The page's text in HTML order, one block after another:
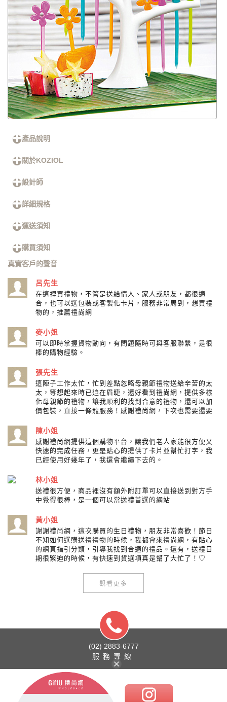
產品說明
關於KOZIOL
設計師
詳細規格
運送須知
購買須知
真實客戶的聲音
呂先生
在這裡買禮物，不管是送給情人、家人或朋友，都很適
合，也可以選包裝或客製化卡片，服務非常周到，想買禮
物的，推薦禮尚網
麥小姐
可以即時掌握貨物動向，有問題隨時可與客服聯繫，是很
棒的購物經驗。
張先生
這陣子工作太忙，忙到差點忽略母親節禮物送給辛苦的太
太，等想起來時已迫在眉睫，還好看到禮尚網，提供多樣
化母親節的禮物，讓我順利的找到合意的禮物，還可以加
價包裝，直接一條龍服務！感謝禮尚網，下次也需要還要
陳小姐
感謝禮尚網提供這個購物平台，讓我們老人家能很方便又
快速的完成任務，更是貼心的提供了卡片並幫忙打字，我
已經使用好幾年了，我還會繼續下去的。
林小姐
送禮很方便，商品裡沒有額外附訂單可以直接送到對方手
中覺得很棒，是一個可以當送禮首選的網站
黃小姐
謝謝禮尚網，這次購買的生日禮物，朋友非常喜歡！節日
不知如何選購送禮禮物的時候，我都會來禮尚網，有貼心
的網頁指引分類，引導我找到合適的禮品。還有，送禮日
期很緊迫的時候，有快速到貨選項真是幫了大忙了！♡
觀看更多
(02) 2883-6777
服務專線